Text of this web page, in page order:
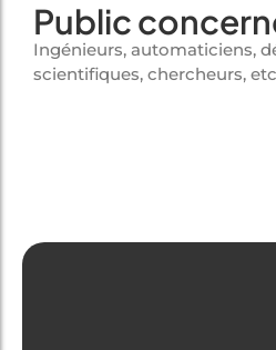
Public
Ingénieurs, automaticiens,
scientifiques, chercheurs,